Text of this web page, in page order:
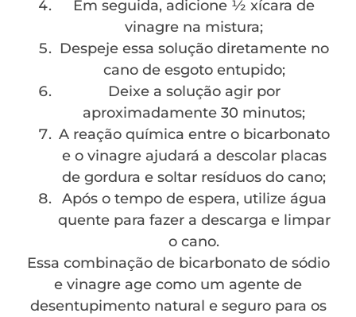
Em seguida, adicione ½ xícara de
vinagre na mistura;
Despeje essa solução diretamente no
cano de esgoto entupido;
Deixe a solução agir por
aproximadamente 30 minutos;
A reação química entre o bicarbonato
e o vinagre ajudará a descolar placas
de gordura e soltar resíduos do cano;
Após o tempo de espera, utilize água
quente para fazer a descarga e limpar
o cano.
Essa combinação de bicarbonato de sódio
e vinagre age como um agente de
desentupimento natural e seguro para os